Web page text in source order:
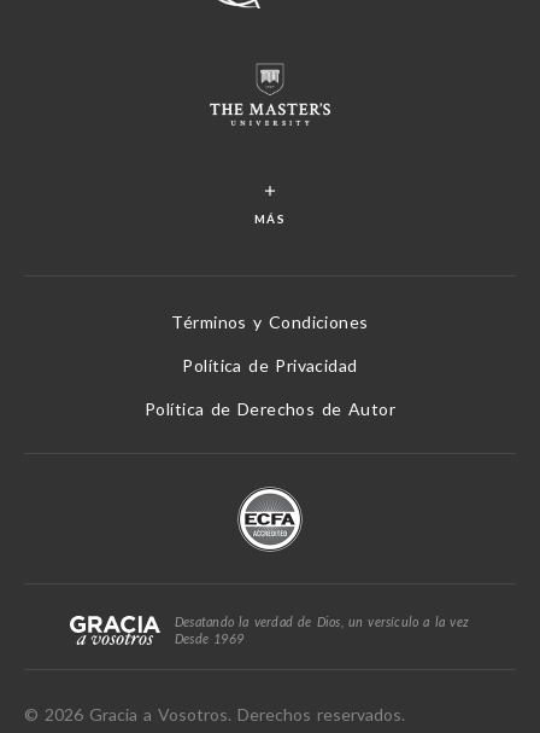
MÁS
Términos y Condiciones
Política de Privacidad
Política de Derechos de Autor
Desatando la verdad de Dios, un versículo a la vez
Desde 1969
© 2026 Gracia a Vosotros. Derechos reservados.